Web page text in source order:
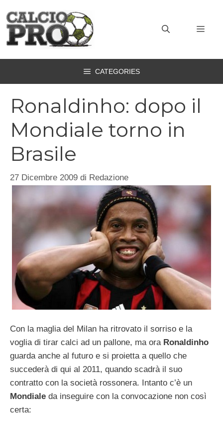
contenuto
CATEGORIES
Ronaldinho: dopo il
Mondiale torno in
Brasile
27 Dicembre 2009 di Redazione
Con la maglia del Milan ha ritrovato il sorriso e la
voglia di tirar calci ad un pallone, ma ora Ronaldinho
guarda anche al futuro e si proietta a quello che
succederà di qui al 2011, quando scadrà il suo
contratto con la società rossonera. Intanto c’è un
Mondiale da inseguire con la convocazione non così
certa: